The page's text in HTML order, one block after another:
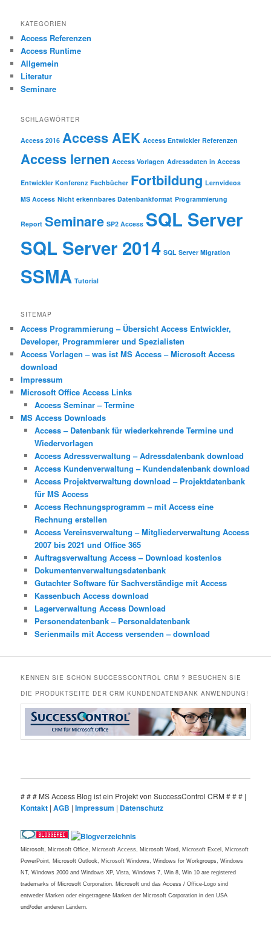
KATEGORIEN
Access Referenzen
Access Runtime
Allgemein
Literatur
Seminare
SCHLAGWÖRTER
Access 2016 Access AEK Access Entwickler Referenzen
Access lernen Access Vorlagen Adressdaten in Access
Entwickler Konferenz Fachbücher Fortbildung Lernvideos
MS Access Nicht erkennbares Datenbankformat Programmierung
Report Seminare SP2 Access SQL Server
SQL Server 2014 SQL Server Migration
SSMA Tutorial
SITEMAP
Access Programmierung – Übersicht Access Entwickler,
Developer, Programmierer und Spezialisten
Access Vorlagen – was ist MS Access – Microsoft Access
download
Impressum
Microsoft Office Access Links
Access Seminar – Termine
MS Access Downloads
Access – Datenbank für wiederkehrende Termine und
Wiedervorlagen
Access Adressverwaltung – Adressdatenbank download
Access Kundenverwaltung – Kundendatenbank download
Access Projektverwaltung download – Projektdatenbank
für MS Access
Access Rechnungsprogramm – mit Access eine
Rechnung erstellen
Access Vereinsverwaltung – Mitgliederverwaltung Access
2007 bis 2021 und Office 365
Auftragsverwaltung Access – Download kostenlos
Dokumentenverwaltungsdatenbank
Gutachter Software für Sachverständige mit Access
Kassenbuch Access download
Lagerverwaltung Access Download
Personendatenbank – Personaldatenbank
Serienmails mit Access versenden – download
KENNEN SIE SCHON SUCCESSCONTROL CRM ? BESUCHEN SIE
DIE PRODUKTSEITE DER CRM KUNDENDATENBANK ANWENDUNG!
# # # MS Access Blog ist ein Projekt von SuccessControl CRM # # # |
Kontakt |AGB |Impressum | Datenschutz
Microsoft, Microsoft Office, Microsoft Access, Microsoft Word, Microsoft Excel, Microsoft
PowerPoint, Microsoft Outlook, Microsoft Windows, Windows for Workgroups, Windows
NT, Windows 2000 and Windows XP, Vista, Windows 7, Win 8, Win 10 are registered
trademarks of Microsoft Corporation. Microsoft und das Access / Office-Logo sind
entweder Marken oder eingetragene Marken der Microsoft Corporation in den USA
und/oder anderen Ländern.